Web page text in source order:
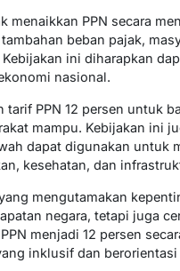
menaikkan PPN secara
beban pajak,
ini diharapkan
nasional.
tarif PPN 12 persen untuk
mampu. Kebijakan ini
dapat digunakan untuk
kesehatan, dan
mengutamakan
negara, tetapi juga
menjadi 12 persen
inklusif dan